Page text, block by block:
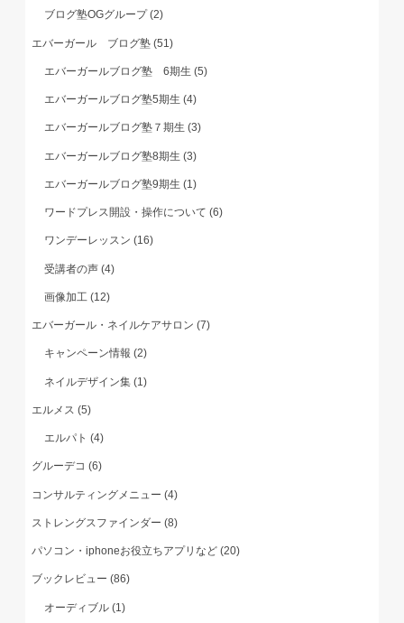
ブログ塾OGグループ(2)
エバーガール ブログ塾(51)
エバーガールブログ塾 6期生(5)
エバーガールブログ塾5期生(4)
エバーガールブログ塾７期生(3)
エバーガールブログ塾8期生(3)
エバーガールブログ塾9期生(1)
ワードプレス開設・操作について(6)
ワンデーレッスン(16)
受講者の声(4)
画像加工(12)
エバーガール・ネイルケアサロン(7)
キャンペーン情報(2)
ネイルデザイン集(1)
エルメス(5)
エルパト(4)
グルーデコ(6)
コンサルティングメニュー(4)
ストレングスファインダー(8)
パソコン・iphoneお役立ちアプリなど(20)
ブックレビュー(86)
オーディブル(1)